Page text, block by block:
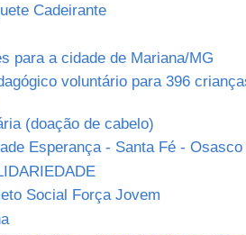
Cadeirante
para a cidade de Mariana/MG
voluntário para 396
(doação de cabelo)
Esperança - Santa Fé - Osasco
Social Força Jovem